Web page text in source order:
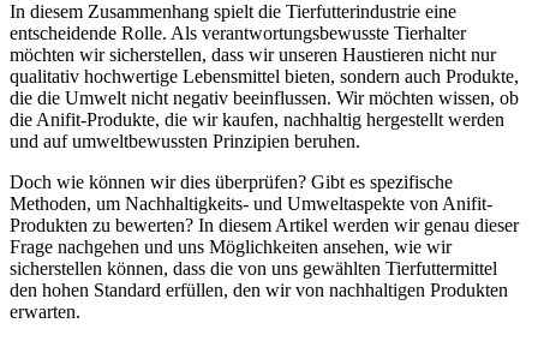
In ⁢diesem ⁣Zusammenhang spielt die Tierfutterindustrie eine
entscheidende Rolle. Als verantwortungsbewusste Tierhalter ​
möchten ‍wir sicherstellen, dass wir unseren Haustieren nicht nur
qualitativ hochwertige Lebensmittel bieten, sondern ‌auch Produkte,‍
die die Umwelt nicht‍ negativ beeinflussen. Wir ⁣möchten wissen, ob
die ⁢Anifit-Produkte, die wir‌ kaufen, ⁤nachhaltig ‌hergestellt‍ werden
und ‌auf umweltbewussten Prinzipien beruhen.
Doch​ wie können wir dies überprüfen? Gibt es ​spezifische
Methoden, um‌ Nachhaltigkeits- und Umweltaspekte von Anifit-
Produkten zu bewerten? In diesem Artikel werden wir genau dieser
Frage nachgehen und uns Möglichkeiten ansehen, wie wir ​
sicherstellen können, dass die von uns gewählten Tierfuttermittel
den hohen Standard erfüllen, den wir von ⁢nachhaltigen Produkten ​
erwarten.